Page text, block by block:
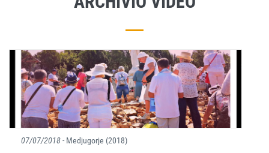
07/07/2018- Medjugorje (2018)